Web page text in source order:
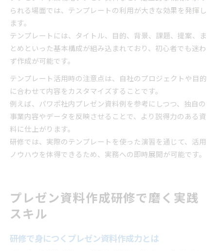
られる場面では、テンプレートの利用が大きな効果を発揮し
ます。
テンプレートには、タイトル、目的、背景、課題、提案、ま
とめといった基本構成が組み込まれており、初心者でも迷わ
ず作成が可能です。
テンプレート活用時の注意点は、自社のプロジェクトや目的
に合わせて内容をカスタマイズすることです。
例えば、パワポ社内プレゼン資料例を参考にしつつ、独自の
事業内容やデータを反映させることで、より説得力のある資
料に仕上がります。
研修では、実際のテンプレートを使った演習を通じて、活用
ノウハウを体得できるため、実務への即時展開が可能です。
プレゼン資料作成研修で磨く実践
スキル
研修で身につくプレゼン資料作成力とは